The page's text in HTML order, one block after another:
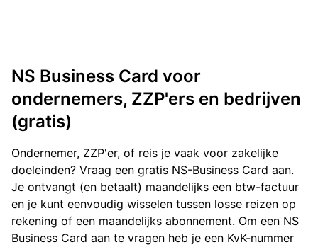
NS Business Card voor
ondernemers, ZZP'ers en bedrijven
(gratis)
Ondernemer, ZZP'er, of reis je vaak voor zakelijke
doeleinden? Vraag een gratis NS-Business Card aan.
Je ontvangt (en betaalt) maandelijks een btw-factuur
en je kunt eenvoudig wisselen tussen losse reizen op
rekening of een maandelijks abonnement. Om een NS
Business Card aan te vragen heb je een KvK-nummer